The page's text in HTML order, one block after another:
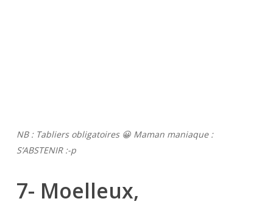
NB : Tabliers obligatoires 😀 Maman maniaque :
S’ABSTENIR :-p
7- Moelleux,